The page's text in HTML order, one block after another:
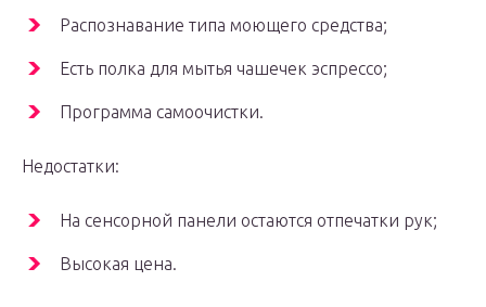
Распознавание типа моющего средства;
Есть полка для мытья чашечек эспрессо;
Программа самоочистки.
Недостатки:
На сенсорной панели остаются отпечатки рук;
Высокая цена.